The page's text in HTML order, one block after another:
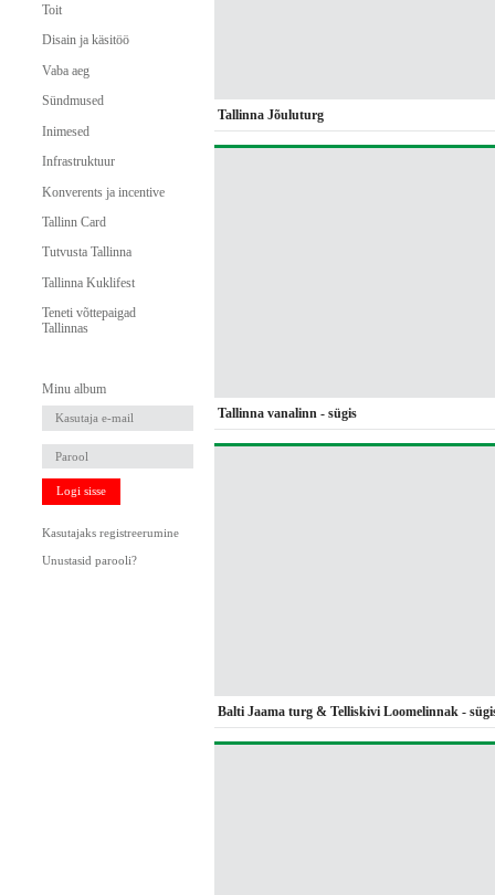
Toit
Disain ja käsitöö
Vaba aeg
Sündmused
Inimesed
Infrastruktuur
Konverents ja incentive
Tallinn Card
Tutvusta Tallinna
Tallinna Kuklifest
Teneti võttepaigad
Tallinnas
Minu album
Logi sisse
Kasutajaks registreerumine
Unustasid parooli?
Tallinna Jõuluturg
Tallinna vanalinn - sügis
Balti Jaama turg & Telliskivi Loomelinnak -